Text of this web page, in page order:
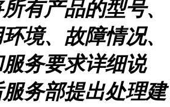
有产品的型号、
境、故障情况、
务要求详细说
务部提出处理建